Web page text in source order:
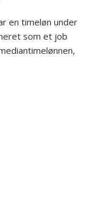
en timeløn under
som et job